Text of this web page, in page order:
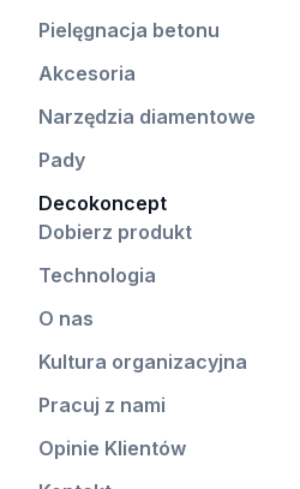
Pielęgnacja betonu
Akcesoria
Narzędzia diamentowe
Pady
Decokoncept
Dobierz produkt
Technologia
O nas
Kultura organizacyjna
Pracuj z nami
Opinie Klientów